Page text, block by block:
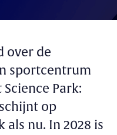
over de
sportcentrum
Park:
op
als nu. In 2028 is